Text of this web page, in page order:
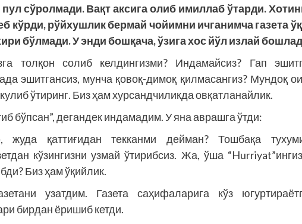
пул сўролмади. Вақт аксига олиб имиллаб ўтарди.
кўрди, рўйхушлик бермай чойимни ичганимча газета
бўлмади. У энди бошқача, ўзига хос йўл излай
толқон солиб келдингизми? Индамайсиз? Гап
эшитгансиз, мунча қовоқ-димоқ қилмасангиз? Мундоқ
ўтиринг. Биз ҳам хурсандчиликда овқатланайлик.
бўпсан”, дегандек индамадим. У яна аврашга ўтди:
қаттиғидан текканми дейман? Тошбақа
кўзингизни узмай ўтирибсиз. Жа, ўша
Биз ҳам ўқийлик.
узатдим. Газета саҳифаларига кўз
бирдан ёришиб кетди.